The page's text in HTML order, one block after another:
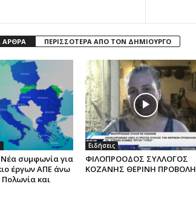
ΑΡΘΡΑ ΠΕΡΙΣΣΟΤΕΡΑ ΑΠΟ ΤΟΝ ΔΗΜΙΟΥΡΓΟ
συμφωνία για
έργων ΑΠΕ άνω
και
Ειδήσεις
ΦΙΛΟΠΡΟΟΔΟΣ ΣΥΛΛΟΓΟΣ
ΚΟΖΑΝΗΣ ΘΕΡΙΝΗ ΠΡΟΒΟΛΗ